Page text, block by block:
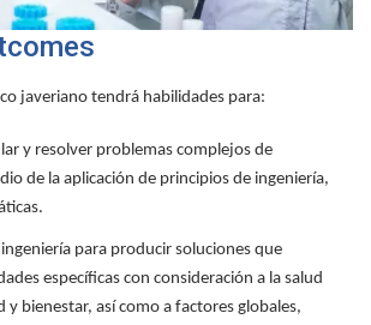
javeriano tendrá habilidades para:
y resolver problemas complejos de
de la aplicación de principios de ingeniería,
para producir soluciones que
específicas con consideración a la salud
y bienestar, así como a factores globales,